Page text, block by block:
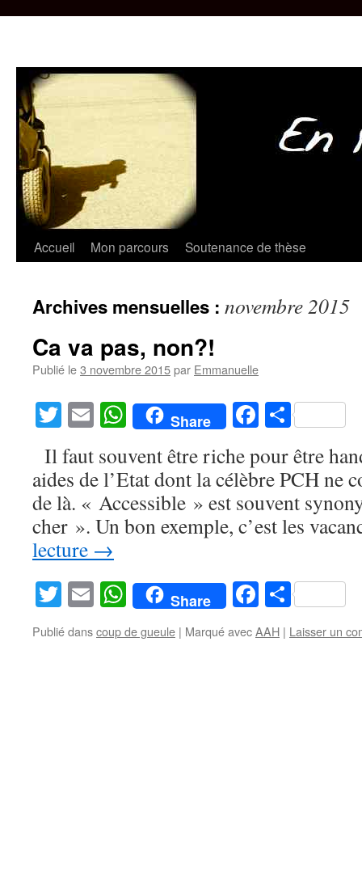
Aller
contenu
Accueil Mon parcours Soutenance de thèse
Archives mensuelles : novembre 2015
Ca va pas, non?!
Publié le3 novembre 2015par Emmanuelle
Twitter
EmailWhatsApp
Share Facebook
Il faut souvent être riche pour être
aides de l’Etat dont la célèbre PCH ne
de là. « Accessible » est souvent
cher ». Un bon exemple, c’est les
lecture →
Twitter
EmailWhatsApp
Share Facebook
Publié danscoup de gueule | Marqué avecAAH | Laisser un